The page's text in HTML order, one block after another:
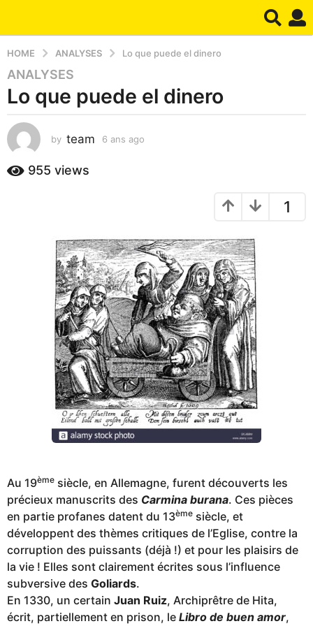
HOME ANALYSES Lo que puede el dinero
6
a
s
a
o
ANALYSES
Lo que puede el dinero
by team 6 ans ago
955 views
1
Au 19ème siècle, en Allemagne, furent découverts les
précieux manuscrits des Carmina burana. Ces pièces
en partie profanes datent du 13ème siècle, et
développent des thèmes critiques de l’Eglise, contre la
corruption des puissants (déjà !) et pour les plaisirs de
la vie ! Elles sont clairement écrites sous l’influence
subversive des Goliards.
En 1330, un certain Juan Ruiz, Archiprêtre de Hita,
écrit, partiellement en prison, le Libro de buen amor,